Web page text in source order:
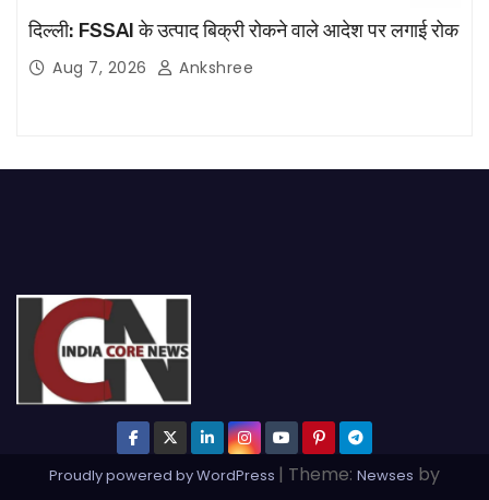
दिल्ली: FSSAI के उत्पाद बिक्री रोकने वाले आदेश पर लगाई रोक
Aug 7, 2026 Ankshree
Proudly powered by WordPress | Theme: Newses by